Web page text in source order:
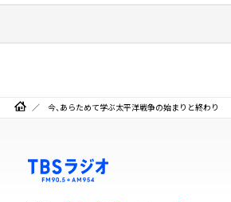
今、あらためて学ぶ太平洋戦争の始まりと終わり